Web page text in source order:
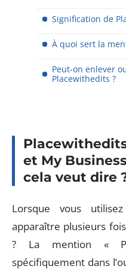
Signification de
À quoi sert la
Peut-on enlever
Placewithedits ?
et My
cela veut dire
Lorsque vous
apparaître plusieurs
? La mention «
spécifiquement dans